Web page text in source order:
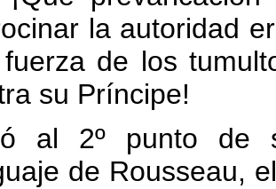
la autoridad
de los
su Príncipe!
al 2º punto de
de Rousseau,